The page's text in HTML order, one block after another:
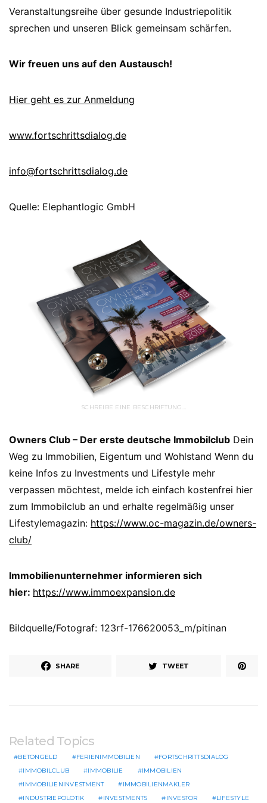
Veranstaltungsreihe über gesunde Industriepolitik
sprechen und unseren Blick gemeinsam schärfen.
Wir freuen uns auf den Austausch!
Hier geht es zur Anmeldung
www.fortschrittsdialog.de
info@fortschrittsdialog.de
Quelle: Elephantlogic GmbH
SCHREIBE EINE BESCHRIFTUNG…
Owners Club – Der erste deutsche Immobilclub Dein
Weg zu Immobilien, Eigentum und Wohlstand Wenn du
keine Infos zu Investments und Lifestyle mehr
verpassen möchtest, melde ich einfach kostenfrei hier
zum Immobilclub an und erhalte regelmäßig unser
Lifestylemagazin: https://www.oc-magazin.de/owners-
club/
Immobilienunternehmer informieren sich
hier: https://www.immoexpansion.de
Bildquelle/Fotograf: 123rf-176620053_m/pitinan
SHARE TWEET
Related Topics
BETONGELD FERIENIMMOBILIEN
FORTSCHRITTSDIALOG
IMMOBILCLUB
IMMOBILIE
IMMOBILIEN
IMMOBILIENINVESTMENT
IMMOBILIENMAKLER
INDUSTRIEPOLOTIK
INVESTMENTS INVESTOR
LIFESTYLE